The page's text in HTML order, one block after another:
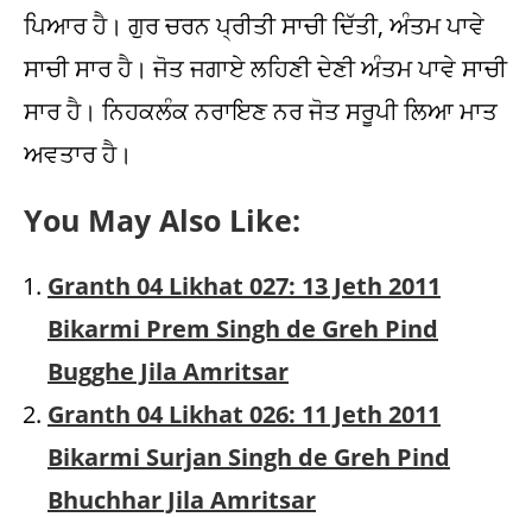
ਪਿਆਰ ਹੈ। ਗੁਰ ਚਰਨ ਪ੍ਰੀਤੀ ਸਾਚੀ ਦਿੱਤੀ, ਅੰਤਮ ਪਾਵੇ
ਸਾਚੀ ਸਾਰ ਹੈ। ਜੋਤ ਜਗਾਏ ਲਹਿਣੀ ਦੇਣੀ ਅੰਤਮ ਪਾਵੇ ਸਾਚੀ
ਸਾਰ ਹੈ। ਨਿਹਕਲੰਕ ਨਰਾਇਣ ਨਰ ਜੋਤ ਸਰੂਪੀ ਲਿਆ ਮਾਤ
ਅਵਤਾਰ ਹੈ।
You May Also Like:
Granth 04 Likhat 027: 13 Jeth 2011
Bikarmi Prem Singh de Greh Pind
Bugghe Jila Amritsar
Granth 04 Likhat 026: 11 Jeth 2011
Bikarmi Surjan Singh de Greh Pind
Bhuchhar Jila Amritsar